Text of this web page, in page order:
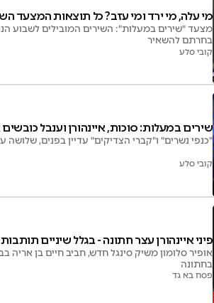
מי עלה, מי ירד ומי עזב? כל תוצאות המצעד
בחרתם להשאיר
קובי סלע
שירים במעלות: סוכות, איינהורן וענבל
"כנפי נשרים" ו"קברי הצדיקים" עדיין בפנים,
קובי סלע
פיני איינהורן עצר חתונה - בגלל שיניים תותבות
אופיר סלומון משיק סינגל חדש, חביב חיים בן אריה
בחתונה
פסח בא גד